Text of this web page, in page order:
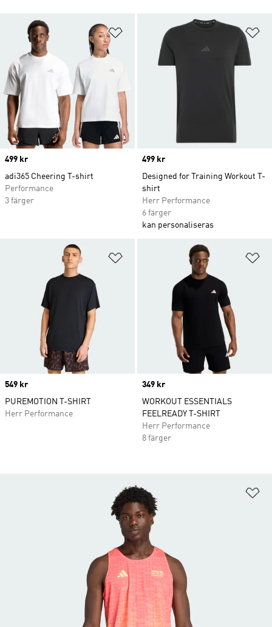
Lägg till på önskelistan
Price
499 kr
adi365 Cheering T-shirt
Performance
3 färger
Price
499 kr
Designed for Training Workout T-
shirt
Herr Performance
6 färger
kan personaliseras
Lägg till på önskelistan
Price
549 kr
PUREMOTION T-SHIRT
Herr Performance
Price
349 kr
WORKOUT ESSENTIALS
FEELREADY T-SHIRT
Herr Performance
8 färger